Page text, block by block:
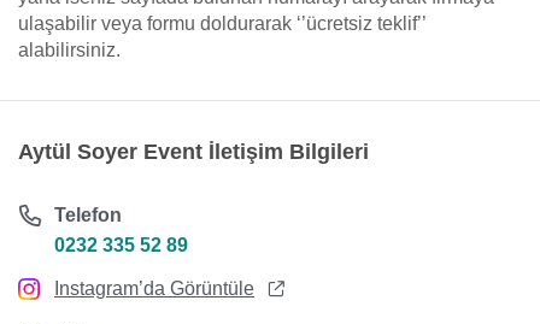
ulaşabilir veya formu doldurarak ‘’ücretsiz teklif’’
alabilirsiniz.
Aytül Soyer Event İletişim Bilgileri
Telefon
0232 335 52 89
Instagram’da Görüntüle